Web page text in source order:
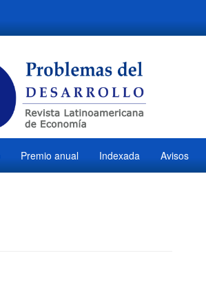
Premio anual Indexada Avisos